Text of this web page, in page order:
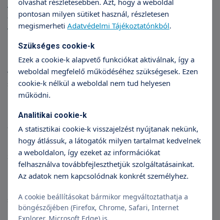
vizsgálatra nem kell felkészülni. A páciens félmeztelenül
fekszik a vizsgálóágyon, az orvos egy kevés, ultrahangot jól
vezető zselét nyom a mellkasára, majd a mellkas bőrére
illeszti a vizsgálófejet, és pásztázni kezd a szív felett. Az
ultrahang készülék vizsgálófeje magas frekvenciájú
hanghullámokat bocsát ki, majd a belső szervekről
visszaverődő hullámokat érzékeli, és továbbítja egy
számítógépnek, amely mozgóképet hoz létre a monitoron. A
képet az orvos kimerevítheti, méréseket végezhet rajta,
információkat természetesen összeveti más vizsgálati
eredményekkel, és mindazzal a tudással, amellyel a betegről
rendelkezik.
Szívultrahang során a páciens már ismert tünetei alapján
különböző elváltozásokat keres az orvos. Az izmok állapotát, a
billentyűk formáját és működését vizsgálja, falnyomási zavart,
szívburokban, sőt: a vér áramlásának irányát is
megállapíthatja. Sajnos vannak a szív hagyományos
olvashat részletesebben. Azt, hogy a weboldal
pontosan milyen sütiket használ, részletesen
megismerheti Adatvédelmi Tájékoztatónkból.
Szükséges cookie-k
Ezek a cookie-k alapvető funkciókat aktiválnak, így a
weboldal megfelelő működéséhez szükségesek. Ezen
cookie-k nélkül a weboldal nem tud helyesen
működni.
Analitikai cookie-k
A statisztikai cookie-k visszajelzést nyújtanak nekünk,
hogy átlássuk, a látogatók milyen tartalmat kedvelnek
a weboldalon, így ezeket az információkat
felhasználva továbbfejleszthetjük szolgáltatásainkat.
Az adatok nem kapcsolódnak konkrét személyhez.
A cookie beállításokat bármikor megváltoztathatja a
böngészőjében (Firefox, Chrome, Safari, Internet